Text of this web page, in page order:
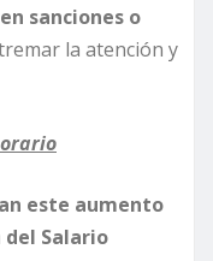
sanciones o
la atención y
este aumento
Salario